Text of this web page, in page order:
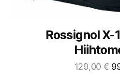
Rossignol X-
129,00€